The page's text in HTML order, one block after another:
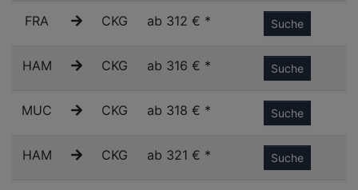
FRA CKG ab 312 € * Suche
HAM CKG ab 316 € * Suche
MUC CKG ab 318 € * Suche
HAM CKG ab 321 € * Suche